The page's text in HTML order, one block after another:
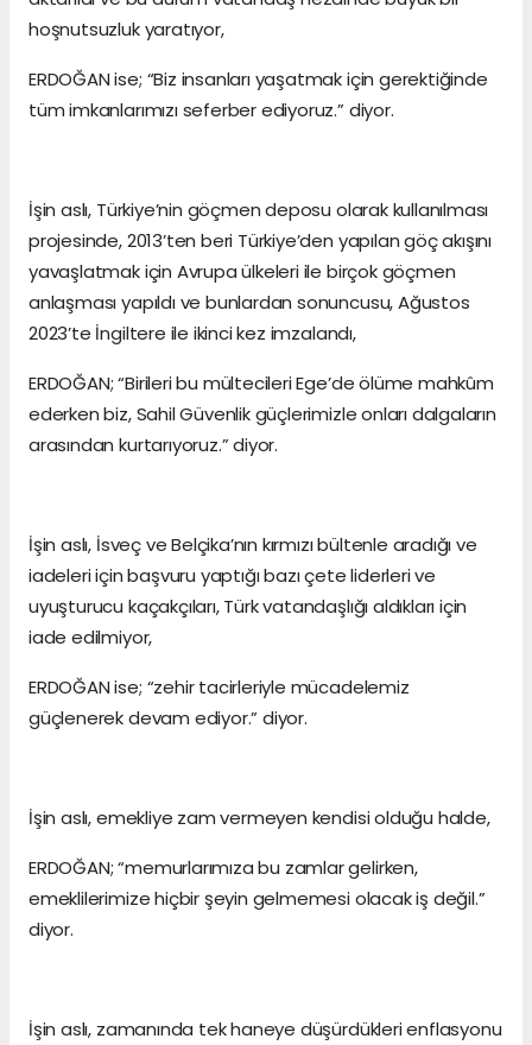
hoşnutsuzluk yaratıyor,
ERDOĞAN ise; “Biz insanları yaşatmak için gerektiğinde
tüm imkanlarımızı seferber ediyoruz.” diyor.
İşin aslı, Türkiye’nin göçmen deposu olarak kullanılması
projesinde, 2013’ten beri Türkiye’den yapılan göç akışını
yavaşlatmak için Avrupa ülkeleri ile birçok göçmen
anlaşması yapıldı ve bunlardan sonuncusu, Ağustos
2023’te İngiltere ile ikinci kez imzalandı,
ERDOĞAN; “Birileri bu mültecileri Ege’de ölüme mahkûm
ederken biz, Sahil Güvenlik güçlerimizle onları dalgaların
arasından kurtarıyoruz.” diyor.
İşin aslı, İsveç ve Belçika’nın kırmızı bültenle aradığı ve
iadeleri için başvuru yaptığı bazı çete liderleri ve
uyuşturucu kaçakçıları, Türk vatandaşlığı aldıkları için
iade edilmiyor,
ERDOĞAN ise; “zehir tacirleriyle mücadelemiz
güçlenerek devam ediyor.” diyor.
İşin aslı, emekliye zam vermeyen kendisi olduğu halde,
ERDOĞAN; “memurlarımıza bu zamlar gelirken,
emeklilerimize hiçbir şeyin gelmemesi olacak iş değil.”
diyor.
İşin aslı, zamanında tek haneye düşürdükleri enflasyonu